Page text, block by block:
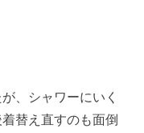
、シャワーにいく
替え直すのも面倒